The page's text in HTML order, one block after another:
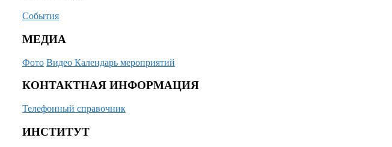
События
МЕДИА
Фото Видео Календарь мероприятий
КОНТАКТНАЯ ИНФОРМАЦИЯ
Телефонный справочник
ИНСТИТУТ